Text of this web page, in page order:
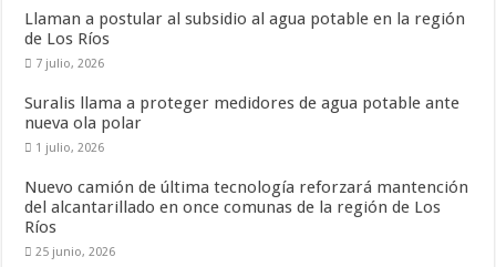
k
r
Llaman a postular al subsidio al agua potable en la región
de Los Ríos
7 julio, 2026
Suralis llama a proteger medidores de agua potable ante
nueva ola polar
1 julio, 2026
Nuevo camión de última tecnología reforzará mantención
del alcantarillado en once comunas de la región de Los
Ríos
25 junio, 2026